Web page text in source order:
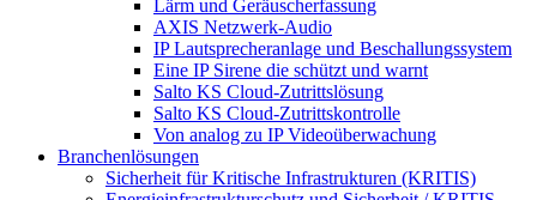
Lärm und Geräuscherfassung
AXIS Netzwerk-Audio
IP Lautsprecheranlage und Beschallungssystem
Eine IP Sirene die schützt und warnt
Salto KS Cloud-Zutrittslösung
Salto KS Cloud-Zutrittskontrolle
Von analog zu IP Videoüberwachung
Branchenlösungen
Sicherheit für Kritische Infrastrukturen (KRITIS)